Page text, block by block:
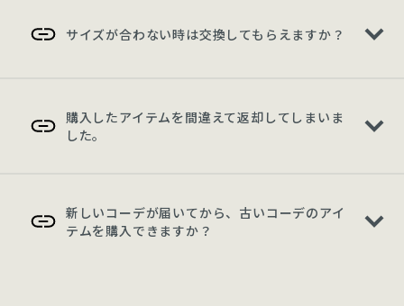
サイズが合わない時は交換してもらえますか？
購入したアイテムを間違えて返却してしまいま
した。
新しいコーデが届いてから、古いコーデのアイ
テムを購入できますか？